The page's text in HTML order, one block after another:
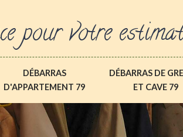
pour votre
DÉBARRAS
D'APPARTEMENT 79
DÉBARRAS DE
ET CAVE 79